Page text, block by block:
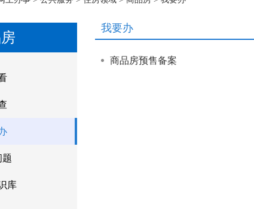
题
库
我要办
商品房预售备案